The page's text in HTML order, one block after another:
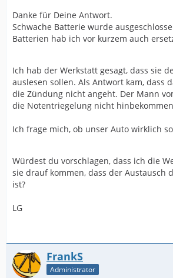
Danke für Deine Antwort.
Schwache Batterie wurde
Batterien hab ich vor kurzem auch
Ich hab der Werkstatt gesagt, dass sie
auslesen sollen. Als Antwort kam, dass
die Zündung nicht angeht. Der Mann
die Notentriegelung nicht
Ich frage mich, ob unser Auto wirklich
Würdest du vorschlagen, dass ich die
sie drauf kommen, dass der Austausch
ist?
LG
FrankS
Administrator